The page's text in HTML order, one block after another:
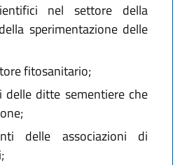
nel settore della
sperimentazione delle
fitosanitario;
delle ditte sementiere che
delle associazioni di